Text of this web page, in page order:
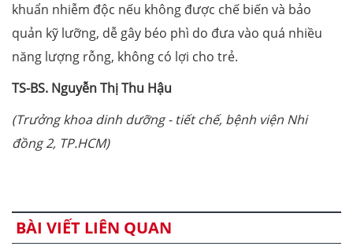
khuẩn nhiễm độc nếu không được chế biến và bảo
quản kỹ lưỡng, dễ gây béo phì do đưa vào quá nhiều
năng lượng rỗng, không có lợi cho trẻ.
TS-BS. Nguyễn Thị Thu Hậu
(Trưởng khoa dinh dưỡng - tiết chế, bệnh viện Nhi
đồng 2, TP.HCM)
BÀI VIẾT LIÊN QUAN